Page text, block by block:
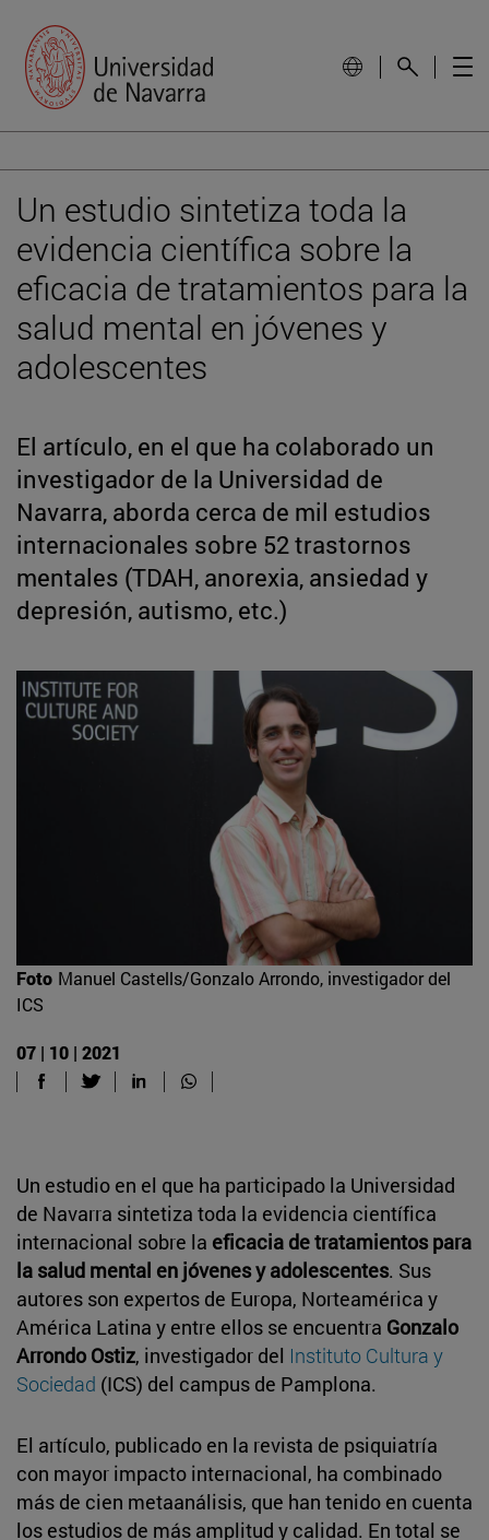
Un estudio sintetiza toda la
evidencia científica sobre la
eficacia de tratamientos para la
salud mental en jóvenes y
adolescentes
El artículo, en el que ha colaborado un
investigador de la Universidad de
Navarra, aborda cerca de mil estudios
internacionales sobre 52 trastornos
mentales (TDAH, anorexia, ansiedad y
depresión, autismo, etc.)
Foto Manuel Castells/Gonzalo Arrondo, investigador del
ICS
07 | 10 | 2021
Un estudio en el que ha participado la Universidad
de Navarra sintetiza toda la evidencia científica
internacional sobre la eficacia de tratamientos para
la salud mental en jóvenes y adolescentes. Sus
autores son expertos de Europa, Norteamérica y
América Latina y entre ellos se encuentra Gonzalo
Arrondo Ostiz, investigador del Instituto Cultura y
Sociedad (ICS) del campus de Pamplona.
El artículo, publicado en la revista de psiquiatría
con mayor impacto internacional, ha combinado
más de cien metaanálisis, que han tenido en cuenta
los estudios de más amplitud y calidad. En total se